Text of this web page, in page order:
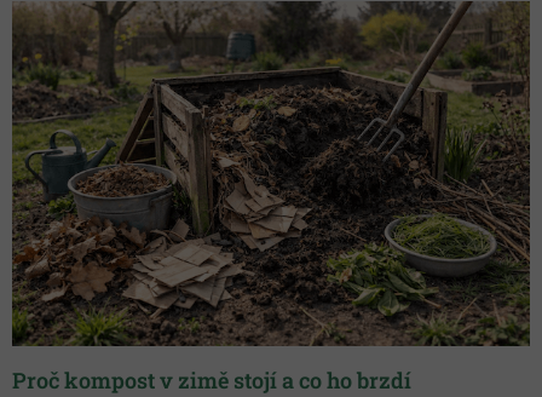
Proč kompost v zimě stojí a co ho brzdí